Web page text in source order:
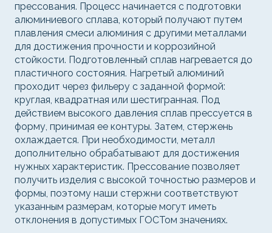
прессования. Процесс начинается с подготовки
алюминиевого сплава, который получают путем
плавления смеси алюминия с другими металлами
для достижения прочности и коррозийной
стойкости. Подготовленный сплав нагревается до
пластичного состояния. Нагретый алюминий
проходит через фильеру с заданной формой:
круглая, квадратная или шестигранная. Под
действием высокого давления сплав прессуется в
форму, принимая ее контуры. Затем, стержень
охлаждается. При необходимости, металл
дополнительно обрабатывают для достижения
нужных характеристик. Прессование позволяет
получить изделия с высокой точностью размеров и
формы, поэтому наши стержни соответствуют
указанным размерам, которые могут иметь
отклонения в допустимых ГОСТом значениях.